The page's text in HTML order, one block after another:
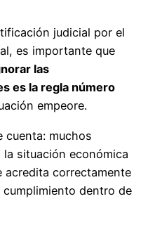
judicial por el
es importante que
las
es la regla número
empeore.
cuenta: muchos
situación económica
acredita correctamente
dentro de